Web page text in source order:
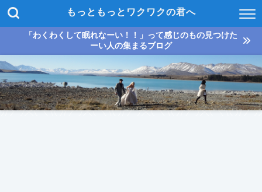
もっともっとワクワクの君へ
「わくわくして眠れなーい！！」って感じのもの見つけた
ーい人の集まるブログ